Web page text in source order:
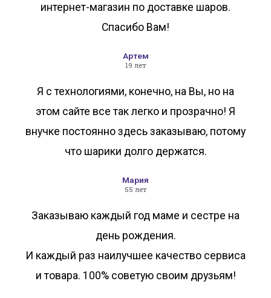
интернет-магазин по доставке шаров.
Спасибо Вам!
Артем
19 лет
Я с технологиями, конечно, на Вы, но на
этом сайте все так легко и прозрачно! Я
внучке постоянно здесь заказываю, потому
что шарики долго держатся.
Мария
55 лет
Заказываю каждый год маме и сестре на
день рождения.
И каждый раз наилучшее качество сервиса
и товара. 100% советую своим друзьям!